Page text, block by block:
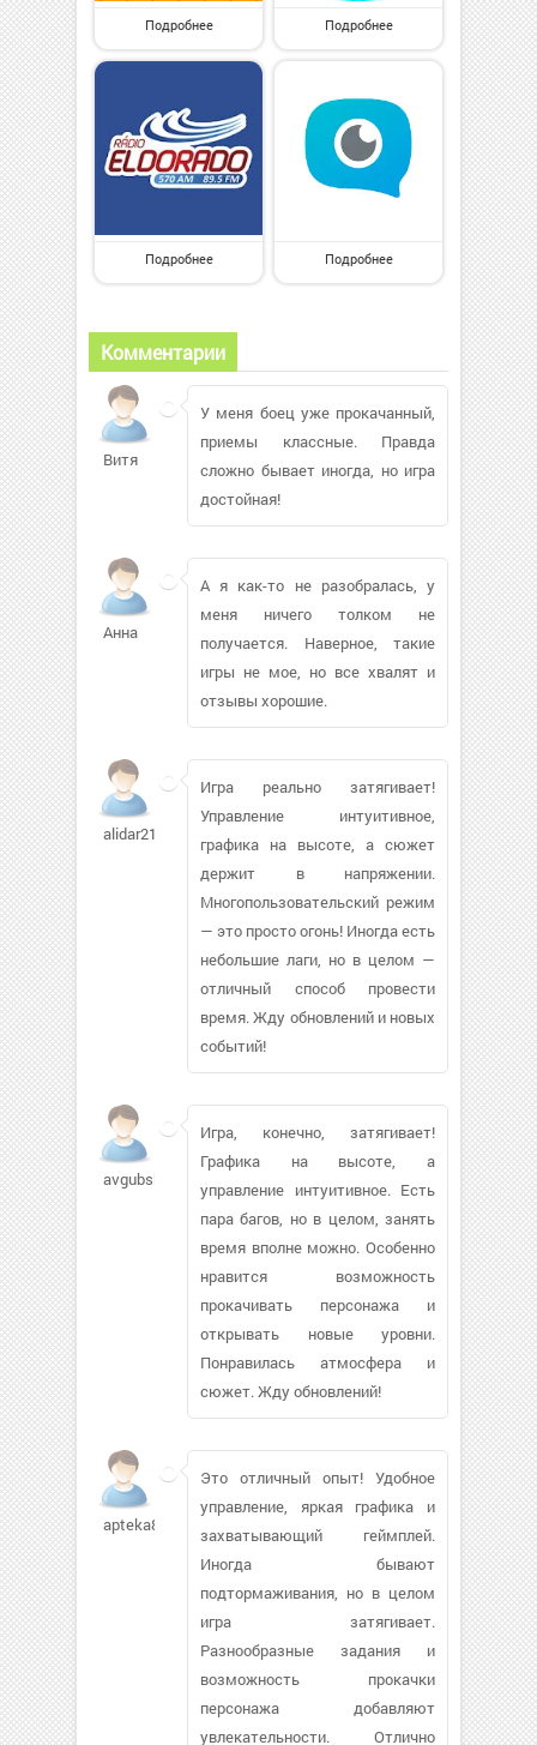
Подробнее Подробнее
Подробнее Подробнее
Комментарии
Витя
У меня боец уже прокачанный,
приемы классные. Правда
сложно бывает иногда, но игра
достойная!
Анна
А я как-то не разобралась, у
меня ничего толком не
получается. Наверное, такие
игры не мое, но все хвалят и
отзывы хорошие.
alidar21
Игра реально затягивает!
Управление интуитивное,
графика на высоте, а сюжет
держит в напряжении.
Многопользовательский режим
— это просто огонь! Иногда есть
небольшие лаги, но в целом —
отличный способ провести
время. Жду обновлений и новых
событий!
avgubskiy687
Игра, конечно, затягивает!
Графика на высоте, а
управление интуитивное. Есть
пара багов, но в целом, занять
время вполне можно. Особенно
нравится возможность
прокачивать персонажа и
открывать новые уровни.
Понравилась атмосфера и
сюжет. Жду обновлений!
apteka8797
Это отличный опыт! Удобное
управление, яркая графика и
захватывающий геймплей.
Иногда бывают
подтормаживания, но в целом
игра затягивает.
Разнообразные задания и
возможность прокачки
персонажа добавляют
увлекательности. Отлично